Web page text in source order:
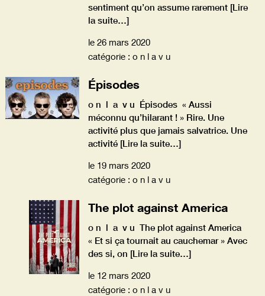
sentiment qu’on assume rarement [Lire
la suite…]
le 26 mars 2020
catégorie : o n l a v u
Épisodes
o n l a v u Épisodes « Aussi
méconnu qu’hilarant ! » Rire. Une
activité plus que jamais salvatrice. Une
activité [Lire la suite…]
le 19 mars 2020
catégorie : o n l a v u
The plot against America
o n l a v u The plot against America
« Et si ça tournait au cauchemar » Avec
des si, on [Lire la suite…]
le 12 mars 2020
catégorie : o n l a v u